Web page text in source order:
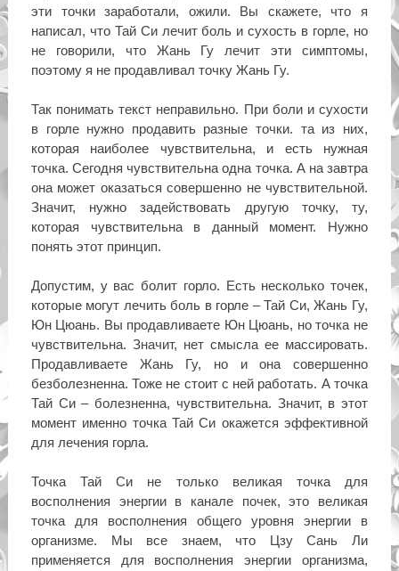
эти точки заработали, ожили. Вы скажете, что я
написал, что Тай Си лечит боль и сухость в горле, но
не говорили, что Жань Гу лечит эти симптомы,
поэтому я не продавливал точку Жань Гу.
Так понимать текст неправильно. При боли и сухости
в горле нужно продавить разные точки. та из них,
которая наиболее чувствительна, и есть нужная
точка. Сегодня чувствительна одна точка. А на завтра
она может оказаться совершенно не чувствительной.
Значит, нужно задействовать другую точку, ту,
которая чувствительна в данный момент. Нужно
понять этот принцип.
Допустим, у вас болит горло. Есть несколько точек,
которые могут лечить боль в горле – Тай Си, Жань Гу,
Юн Цюань. Вы продавливаете Юн Цюань, но точка не
чувствительна. Значит, нет смысла ее массировать.
Продавливаете Жань Гу, но и она совершенно
безболезненна. Тоже не стоит с ней работать. А точка
Тай Си – болезненна, чувствительна. Значит, в этот
момент именно точка Тай Си окажется эффективной
для лечения горла.
Точка Тай Си не только великая точка для
восполнения энергии в канале почек, это великая
точка для восполнения общего уровня энергии в
организме. Мы все знаем, что Цзу Сань Ли
применяется для восполнения энергии организма,